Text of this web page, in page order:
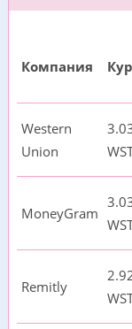
Компания
Western
Union
MoneyGram
Remitly